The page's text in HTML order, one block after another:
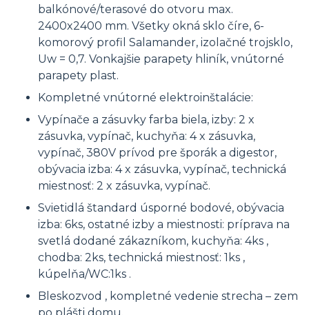
balkónové/terasové do otvoru max.
2400x2400 mm. Všetky okná sklo číre, 6-
komorový profil Salamander, izolačné trojsklo,
Uw = 0,7. Vonkajšie parapety hliník, vnútorné
parapety plast.
Kompletné vnútorné elektroinštalácie:
Vypínače a zásuvky farba biela, izby: 2 x
zásuvka, vypínač, kuchyňa: 4 x zásuvka,
vypínač, 380V prívod pre šporák a digestor,
obývacia izba: 4 x zásuvka, vypínač, technická
miestnosť: 2 x zásuvka, vypínač.
Svietidlá štandard úsporné bodové, obývacia
izba: 6ks, ostatné izby a miestnosti: príprava na
svetlá dodané zákazníkom, kuchyňa: 4ks ,
chodba: 2ks, technická miestnosť: 1ks ,
kúpelňa/WC:1ks .
Bleskozvod , kompletné vedenie strecha – zem